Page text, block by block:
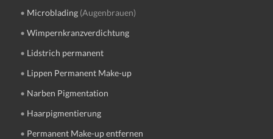
• Microblading (Augenbrauen)
•Wimpernkranzverdichtung
• Lidstrich permanent
• Lippen Permanent Make-up
• Narben Pigmentation
• Haarpigmentierung
• Permanent Make-up entfernen